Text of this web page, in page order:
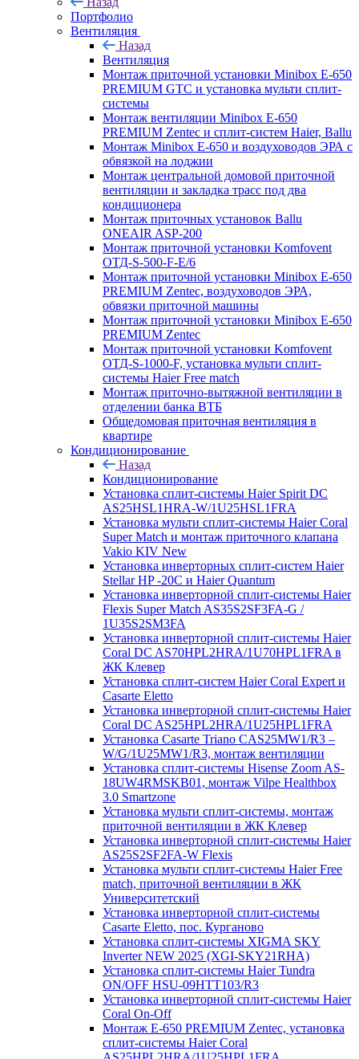
Портфолио
Вентиляция
Назад
Вентиляция
Монтаж приточной установки Minibox E-650
PREMIUM GTC и установка мульти сплит-
системы
Монтаж вентиляции Minibox E-650
PREMIUM Zentec и сплит-систем Haier, Ballu
Монтаж Minibox E-650 и воздуховодов ЭРА с
обвязкой на лоджии
Монтаж центральной домовой приточной
вентиляции и закладка трасс под два
кондиционера
Монтаж приточных установок Ballu
ONEAIR ASP-200
Монтаж приточной установки Komfovent
ОТД-S-500-F-E/6
Монтаж приточной установки Minibox E-650
PREMIUM Zentec, воздуховодов ЭРА,
обвязки приточной машины
Монтаж приточной установки Minibox E-650
PREMIUM Zentec
Монтаж приточной установки Komfovent
ОТД-S-1000-F, установка мульти сплит-
системы Haier Free match
Монтаж приточно-вытяжной вентиляции в
отделении банка ВТБ
Общедомовая приточная вентиляция в
квартире
Кондиционирование
Назад
Кондиционирование
Установка сплит-системы Haier Spirit DC
AS25HSL1HRA-W/1U25HSL1FRA
Установка мульти сплит-системы Haier Coral
Super Match и монтаж приточного клапана
Vakio KIV New
Установка инверторных сплит-систем Haier
Stellar HP -20С и Haier Quantum
Установка инверторной сплит-системы Haier
Flexis Super Match AS35S2SF3FA-G /
1U35S2SM3FA
Установка инверторной сплит-системы Haier
Coral DC AS70HPL2HRA/1U70HPL1FRA в
ЖК Клевер
Установка сплит-систем Haier Coral Expert и
Casarte Eletto
Установка инверторной сплит-системы Haier
Coral DC AS25HPL2HRA/1U25HPL1FRA
Установка Casarte Triano CAS25MW1/R3 –
W/G/1U25MW1/R3, монтаж вентиляции
Установка сплит-системы Hisense Zoom AS-
18UW4RMSKB01, монтаж Vilpe Healthbox
3.0 Smartzone
Установка мульти сплит-системы, монтаж
приточной вентиляции в ЖК Клевер
Установка инверторной сплит-системы Haier
AS25S2SF2FA-W Flexis
Установка мульти сплит-системы Haier Free
match, приточной вентиляции в ЖК
Университетский
Установка инверторной сплит-системы
Casarte Eletto, пос. Курганово
Установка сплит-системы XIGMA SKY
Inverter NEW 2025 (XGI-SKY21RHA)
Установка сплит-системы Haier Tundra
ON/OFF HSU-09HTT103/R3
Установка инверторной сплит-системы Haier
Coral On-Off
Монтаж E-650 PREMIUM Zentec, установка
сплит-системы Haier Coral